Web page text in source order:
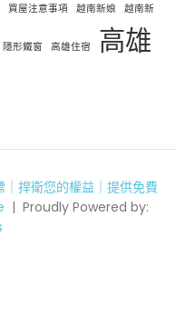
買屋注意事項 越南新娘 越南新
隱形鐵窗 高雄住宿
高雄
捍衛您的權益｜提供免費
Proudly Powered by: